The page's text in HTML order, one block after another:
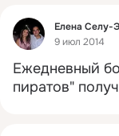
Фид
Елена Селу-
9 июл 2014
Ежедневный
пиратов"